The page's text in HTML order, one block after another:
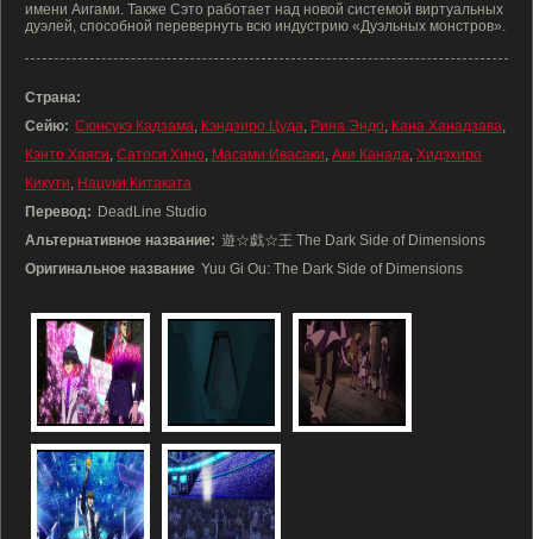
имени Аигами. Также Сэто работает над новой системой виртуальных
дуэлей, способной перевернуть всю индустрию «Дуэльных монстров».
Страна:
Сейю: Сюнсукэ Кадзама, Кэндзиро Цуда, Рина Эндо, Кана Ханадзава,
Кэнто Хаяси, Сатоси Хино, Масами Ивасаки, Аки Канада, Хидэхиро
Кикути, Нацуки Китаката
Перевод: DeadLine Studio
Альтернативное название: 遊☆戯☆王 The Dark Side of Dimensions
Оригинальное название Yuu Gi Ou: The Dark Side of Dimensions